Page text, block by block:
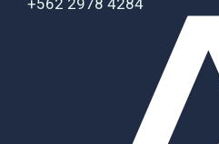
+562 2978 4284